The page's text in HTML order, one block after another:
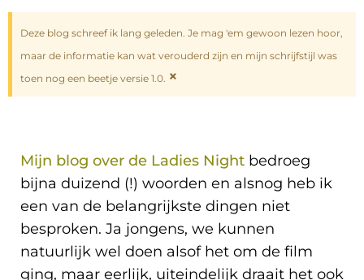
Deze blog schreef ik lang geleden. Je mag 'em gewoon lezen hoor,
maar de informatie kan wat verouderd zijn en mijn schrijfstijl was
toen nog een beetje versie 1.0. ×
Mijn blog over de Ladies Night bedroeg
bijna duizend (!) woorden en alsnog heb ik
een van de belangrijkste dingen niet
besproken. Ja jongens, we kunnen
natuurlijk wel doen alsof het om de film
ging, maar eerlijk, uiteindelijk draait het ook